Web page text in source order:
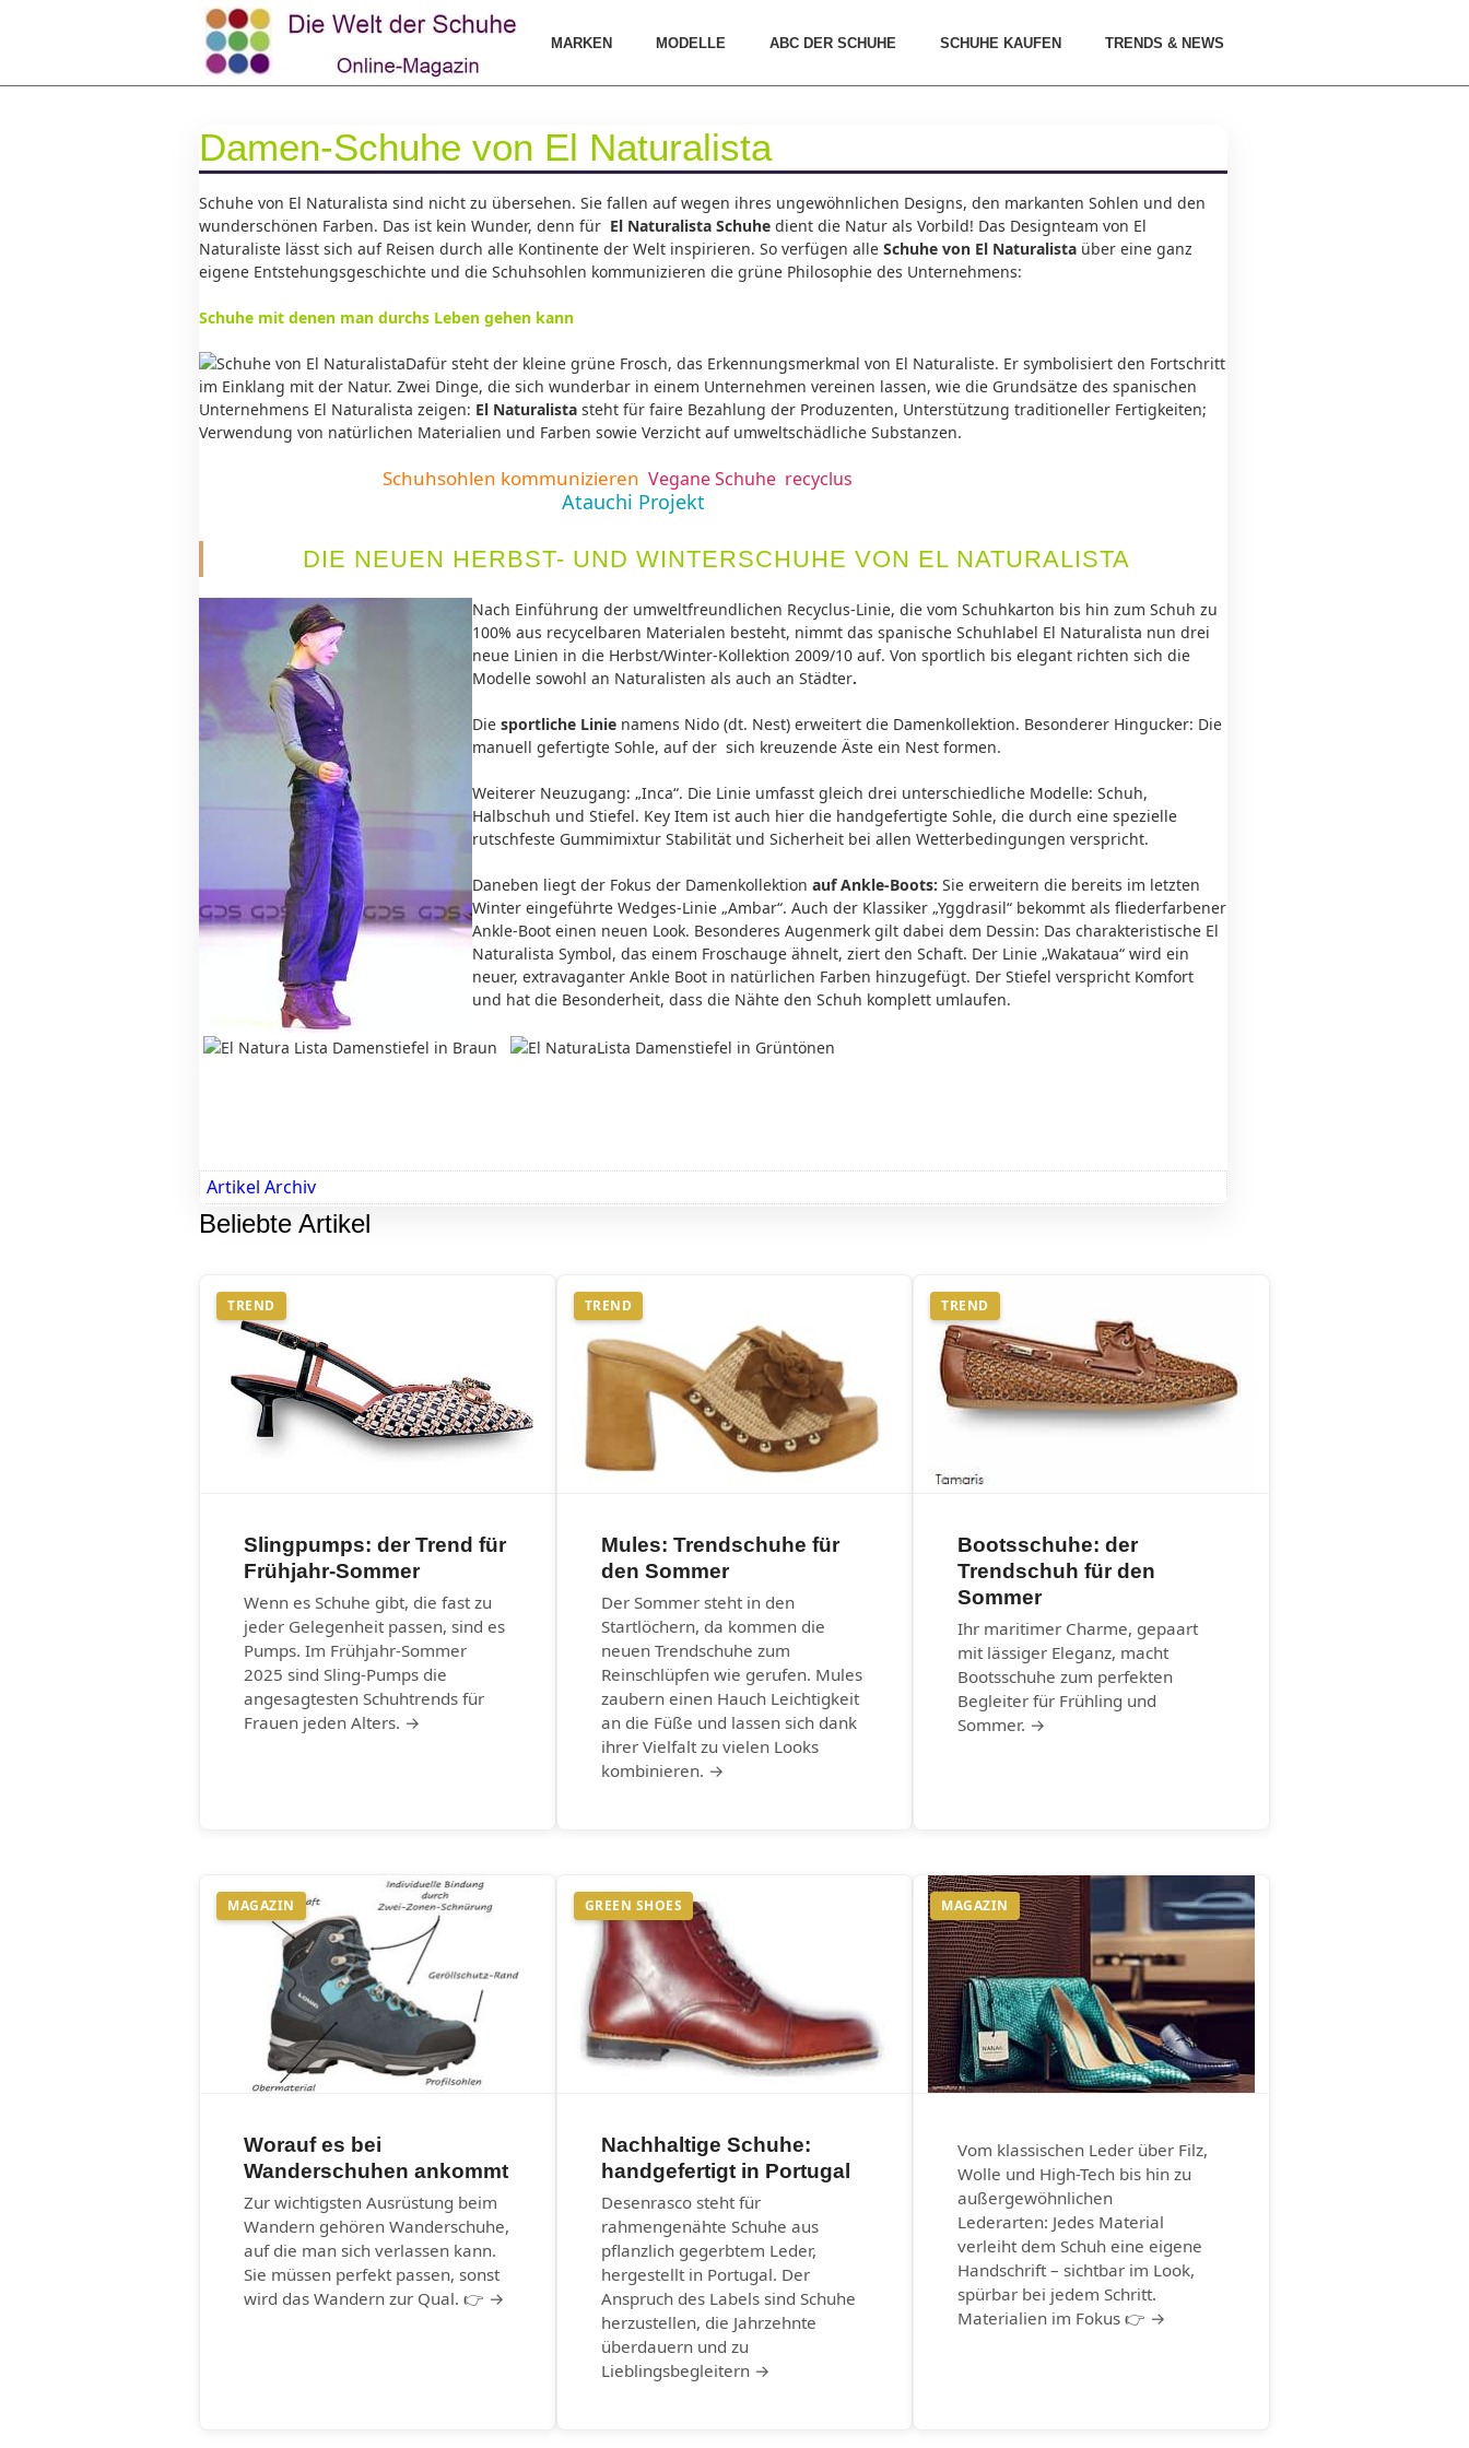
MARKEN MODELLE ABC DER SCHUHE SCHUHE KAUFEN TRENDS & NEWS
Damen-Schuhe von El Naturalista
Schuhe von El Naturalista sind nicht zu übersehen. Sie fallen auf wegen ihres ungewöhnlichen Designs, den markanten Sohlen und den
wunderschönen Farben. Das ist kein Wunder, denn für El Naturalista Schuhe dient die Natur als Vorbild! Das Designteam von El
Naturaliste lässt sich auf Reisen durch alle Kontinente der Welt inspirieren. So verfügen alle Schuhe von El Naturalista über eine ganz
eigene Entstehungsgeschichte und die Schuhsohlen kommunizieren die grüne Philosophie des Unternehmens:
Schuhe mit denen man durchs Leben gehen kann
Dafür steht der kleine grüne Frosch, das Erkennungsmerkmal von El Naturaliste. Er symbolisiert den Fortschritt
im Einklang mit der Natur. Zwei Dinge, die sich wunderbar in einem Unternehmen vereinen lassen, wie die Grundsätze des spanischen
Unternehmens El Naturalista zeigen: El Naturalista steht für faire Bezahlung der Produzenten, Unterstützung traditioneller Fertigkeiten;
Verwendung von natürlichen Materialien und Farben sowie Verzicht auf umweltschädliche Substanzen.
Schuhsohlen kommunizieren Vegane Schuhe recyclus
Atauchi Projekt
DIE NEUEN HERBST- UND WINTERSCHUHE VON EL NATURALISTA
Nach Einführung der umweltfreundlichen Recyclus-Linie, die vom Schuhkarton bis hin zum Schuh zu
100% aus recycelbaren Materialen besteht, nimmt das spanische Schuhlabel El Naturalista nun drei
neue Linien in die Herbst/Winter-Kollektion 2009/10 auf. Von sportlich bis elegant richten sich die
Modelle sowohl an Naturalisten als auch an Städter.
Die sportliche Linie namens Nido (dt. Nest) erweitert die Damenkollektion. Besonderer Hingucker: Die
manuell gefertigte Sohle, auf der sich kreuzende Äste ein Nest formen.
Weiterer Neuzugang: „Inca“. Die Linie umfasst gleich drei unterschiedliche Modelle: Schuh,
Halbschuh und Stiefel. Key Item ist auch hier die handgefertigte Sohle, die durch eine spezielle
rutschfeste Gummimixtur Stabilität und Sicherheit bei allen Wetterbedingungen verspricht.
Daneben liegt der Fokus der Damenkollektion auf Ankle-Boots: Sie erweitern die bereits im letzten
Winter eingeführte Wedges-Linie „Ambar“. Auch der Klassiker „Yggdrasil“ bekommt als fliederfarbener
Ankle-Boot einen neuen Look. Besonderes Augenmerk gilt dabei dem Dessin: Das charakteristische El
Naturalista Symbol, das einem Froschauge ähnelt, ziert den Schaft. Der Linie „Wakataua“ wird ein
neuer, extravaganter Ankle Boot in natürlichen Farben hinzugefügt. Der Stiefel verspricht Komfort
und hat die Besonderheit, dass die Nähte den Schuh komplett umlaufen.
Artikel Archiv
Beliebte Artikel
TREND
Slingpumps: der Trend für
Frühjahr-Sommer
Wenn es Schuhe gibt, die fast zu
jeder Gelegenheit passen, sind es
Pumps. Im Frühjahr-Sommer
2025 sind Sling-Pumps die
angesagtesten Schuhtrends für
Frauen jeden Alters. →
TREND
Mules: Trendschuhe für
den Sommer
Der Sommer steht in den
Startlöchern, da kommen die
neuen Trendschuhe zum
Reinschlüpfen wie gerufen. Mules
zaubern einen Hauch Leichtigkeit
an die Füße und lassen sich dank
ihrer Vielfalt zu vielen Looks
kombinieren. →
TREND
Bootsschuhe: der
Trendschuh für den
Sommer
Ihr maritimer Charme, gepaart
mit lässiger Eleganz, macht
Bootsschuhe zum perfekten
Begleiter für Frühling und
Sommer. →
MAGAZIN
Worauf es bei
Wanderschuhen ankommt
Zur wichtigsten Ausrüstung beim
Wandern gehören Wanderschuhe,
auf die man sich verlassen kann.
Sie müssen perfekt passen, sonst
wird das Wandern zur Qual. 👉 →
GREEN SHOES
Nachhaltige Schuhe:
handgefertigt in Portugal
Desenrasco steht für
rahmengenähte Schuhe aus
pflanzlich gegerbtem Leder,
hergestellt in Portugal. Der
Anspruch des Labels sind Schuhe
herzustellen, die Jahrzehnte
überdauern und zu
Lieblingsbegleitern →
MAGAZIN
Vom klassischen Leder über Filz,
Wolle und High-Tech bis hin zu
außergewöhnlichen
Lederarten: Jedes Material
verleiht dem Schuh eine eigene
Handschrift – sichtbar im Look,
spürbar bei jedem Schritt.
Materialien im Fokus 👉 →